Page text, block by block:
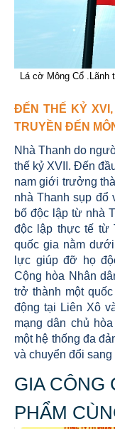
Lá cờ Mông Cổ .Lãnh
ĐẾN THẾ KỶ
TRUYỀN ĐẾN
Nhà Thanh do
thế kỷ XVII. Đến
nam giới trưởng
nhà Thanh sụp đổ
bố độc lập từ nhà
độc lập thực tế từ
quốc gia nằm
lực giúp đỡ họ
Cộng hòa Nhân
trở thành một
động tại Liên Xô
mạng dân chủ
một hệ thống đa
và chuyển đổi
GIA CÔNG
PHẨM